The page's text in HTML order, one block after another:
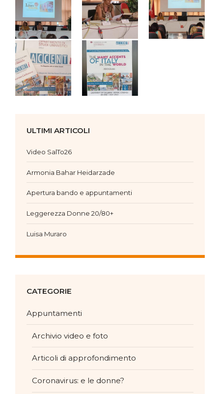
ULTIMI ARTICOLI
Video SalTo26
Armonia Bahar Heidarzade
Apertura bando e appuntamenti
Leggerezza Donne 20/80+
Luisa Muraro
CATEGORIE
Appuntamenti
Archivio video e foto
Articoli di approfondimento
Coronavirus: e le donne?